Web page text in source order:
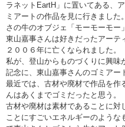
ラネットEartH」に置いてある、
ミアートの作品を見に行きました
さの牛のオブジェ「モーモーモー
東山嘉事さんは好きだったアーテ
２００６年に亡くなられました。
私が、登山からものづくりに興味
記念に、東山嘉事さんのゴミアー
最近では、古材や廃材で作品を作
んはあくまでゴミだったと思う。
古材や廃材は素材であることに対
ことにすごいエネルギーのよう